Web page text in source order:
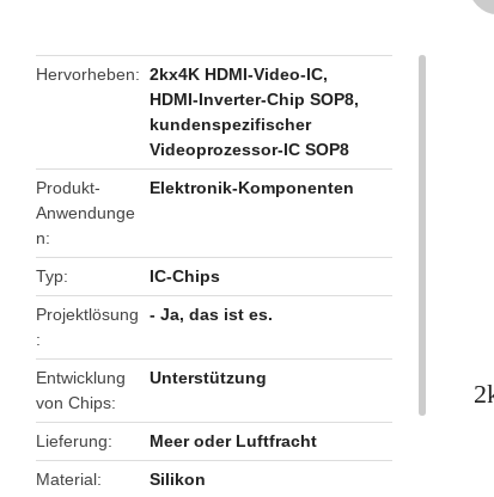
Hervorheben 2kx4K HDMI-Video-IC,
HDMI-Inverter-Chip SOP8,
kundenspezifischer
Videoprozessor-IC SOP8
Produkt-
Anwendunge
n
Elektronik-Komponenten
Typ
IC-Chips
Projektlösung
- Ja, das ist es.
Entwicklung
von Chips
Unterstützung
Lieferung
Meer oder Luftfracht
Material
Silikon